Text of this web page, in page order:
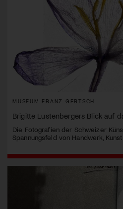
MUSEUM FRANZ GERTSCH
Brigitte Lustenbergers Blick auf
Die Fotografien der Schweizer
Spannungsfeld von Handwerk,